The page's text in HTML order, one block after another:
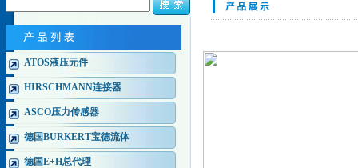
ATOS液压元件
HIRSCHMANN连接器
ASCO压力传感器
德国BURKERT宝德流体
德国E+H总代理